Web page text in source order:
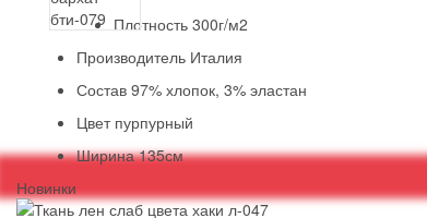
Плотность 300г/м2
Производитель Италия
Состав 97% хлопок, 3% эластан
Цвет пурпурный
Ширина 135см
Новинки